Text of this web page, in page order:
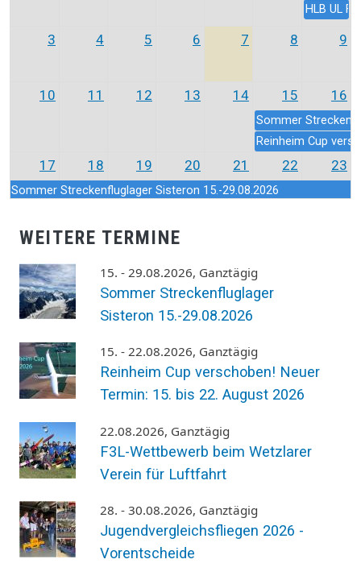
HLB UL
3 4 5 6 7 8 9
10 11 12 13 14 15
Sommer
Reinheim Cup
16
17
Sommer Streckenfluglager Sisteron 15.-29.08.2026
18 19 20 21 22 23
Sommer Streckenfluglager Sisteron 15.-29.08.2026
Jugendvergleichsfliegen
1 2 3 4
Jugendvergleichsfliegen
WEITERE TERMINE
15. - 29.08.2026, Ganztägig
Sommer Streckenfluglager
Sisteron 15.-29.08.2026
15. - 22.08.2026, Ganztägig
Reinheim Cup verschoben! Neuer
Termin: 15. bis 22. August 2026
22.08.2026, Ganztägig
F3L-Wettbewerb beim Wetzlarer
Verein für Luftfahrt
28. - 30.08.2026, Ganztägig
Jugendvergleichsfliegen 2026 -
Vorentscheide